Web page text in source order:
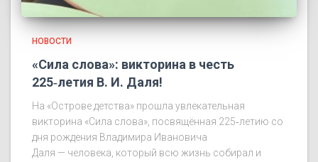
НОВОСТИ
«Сила слова»: викторина в честь
225‑летия В. И. Даля!
На «Острове детства» прошла увлекательная
викторина «Сила слова», посвящённая 225‑летию со
дня рождения Владимира Ивановича
Даля — человека, который всю жизнь собирал и